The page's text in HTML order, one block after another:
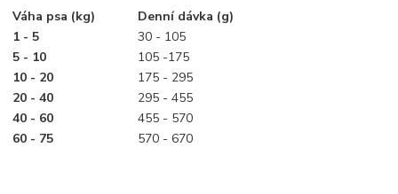
Váha psa (kg)
Denní dávka (g)
1 - 5
30 - 105
5 - 10
105 -175
10 - 20
175 - 295
20 - 40
295 - 455
40 - 60
455 - 570
60 - 75
570 - 670